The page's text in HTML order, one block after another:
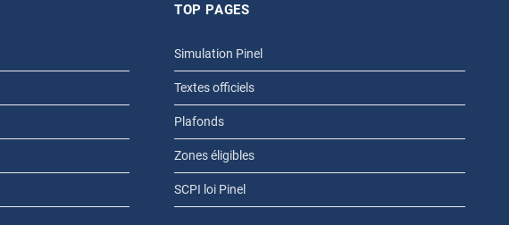
TOP PAGES
Simulation Pinel
Textes officiels
Plafonds
Zones éligibles
SCPI loi Pinel